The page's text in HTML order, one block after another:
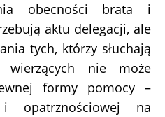
obecności brata i
aktu delegacji, ale
tych, którzy słuchają
wierzących nie może
formy pomocy –
opatrznościowej na